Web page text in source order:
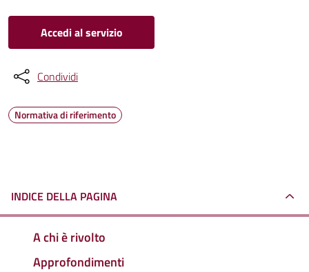
Accedi al servizio
Condividi
Normativa di riferimento
INDICE DELLA PAGINA
A chi è rivolto
Approfondimenti